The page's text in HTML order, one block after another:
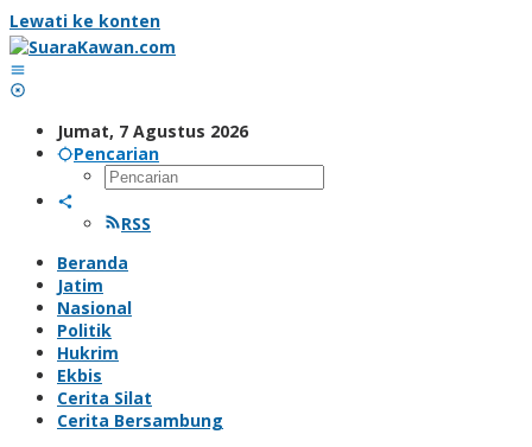
Lewati ke konten
Jumat, 7 Agustus 2026
Pencarian
RSS
Beranda
Jatim
Nasional
Politik
Hukrim
Ekbis
Cerita Silat
Cerita Bersambung